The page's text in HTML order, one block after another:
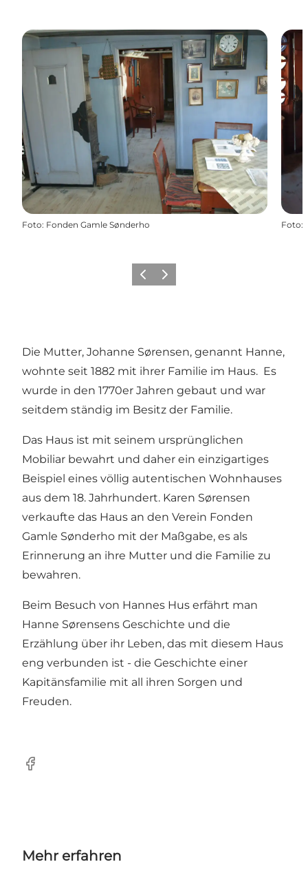
Foto: Fonden Gamle Sønderho Foto:
ZurückWeiter
Die Mutter, Johanne Sørensen, genannt Hanne,
wohnte seit 1882 mit ihrer Familie im Haus. Es
wurde in den 1770er Jahren gebaut und war
seitdem ständig im Besitz der Familie.
Das Haus ist mit seinem ursprünglichen
Mobiliar bewahrt und daher ein einzigartiges
Beispiel eines völlig autentischen Wohnhauses
aus dem 18. Jahrhundert. Karen Sørensen
verkaufte das Haus an den Verein Fonden
Gamle Sønderho mit der Maßgabe, es als
Erinnerung an ihre Mutter und die Familie zu
bewahren.
Beim Besuch von Hannes Hus erfährt man
Hanne Sørensens Geschichte und die
Erzählung über ihr Leben, das mit diesem Haus
eng verbunden ist - die Geschichte einer
Kapitänsfamilie mit all ihren Sorgen und
Freuden.
Facebook
Mehr erfahren